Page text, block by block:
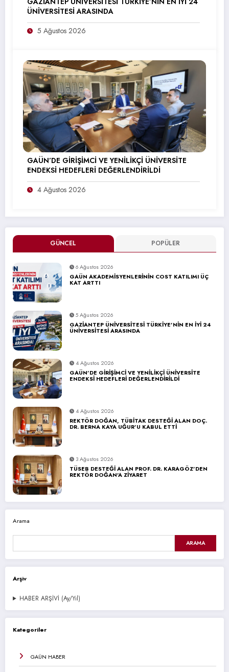
GÜNCEL POPÜLER
6 Ağustos 2026
GAÜN AKADEMİSYENLERİNİN COST KATILIMI ÜÇ
KAT ARTTI
5 Ağustos 2026
GAZİANTEP ÜNİVERSİTESİ TÜRKİYE’NİN EN İYİ 24
ÜNİVERSİTESİ ARASINDA
4 Ağustos 2026
GAÜN’DE GİRİŞİMCİ VE YENİLİKÇİ ÜNİVERSİTE
ENDEKSİ HEDEFLERİ DEĞERLENDİRİLDİ
4 Ağustos 2026
REKTÖR DOĞAN, TÜBİTAK DESTEĞİ ALAN DOÇ.
DR. BERNA KAYA UĞUR’U KABUL ETTİ
3 Ağustos 2026
TÜSEB DESTEĞİ ALAN PROF. DR. KARAGÖZ’DEN
REKTÖR DOĞAN’A ZİYARET
Arama
ARAMA
Arşiv
HABER ARŞİVİ (Ay/Yıl)
Kategoriler
GAÜN HABER
ÜNİVERSİTESİ ARASINDA
5 Ağustos 2026
GAÜN’DE GİRİŞİMCİ VE YENİLİKÇİ ÜNİVERSİTE
ENDEKSİ HEDEFLERİ DEĞERLENDİRİLDİ
4 Ağustos 2026